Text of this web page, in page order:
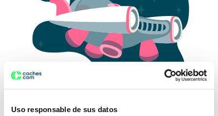
Uso responsable de sus datos